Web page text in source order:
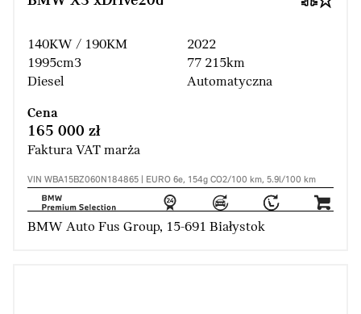
140KW / 190KM
1995cm3
Diesel
2022
77 215km
Automatyczna
Cena
165 000 zł
Faktura VAT marża
VIN WBA15BZ060N184865 | EURO 6e, 154g CO2/100 km, 5.9l/100 km
BMW Auto Fus Group, 15-691 Białystok